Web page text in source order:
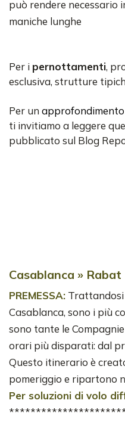
può rendere necessario
maniche lunghe
Per i pernottamenti,
esclusiva, strutture
Per un
ti invitiamo a leggere
pubblicato sul Blog
Casablanca » Rabat
PREMESSA:
Casablanca, sono i più
sono tante le
orari più disparati: dal
Questo itinerario è
pomeriggio e ripartono
Per soluzioni di volo